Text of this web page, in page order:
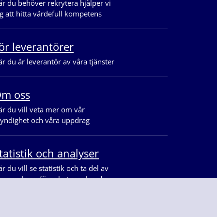
du behöver rekrytera hjälper vi
att hitta värdefull kompetens
leverantörer
du är leverantör av våra tjänster
oss
du vill veta mer om vår
och våra uppdrag
och analyser
du vill se statistik och ta del av
analyser för arbetsmarknaden